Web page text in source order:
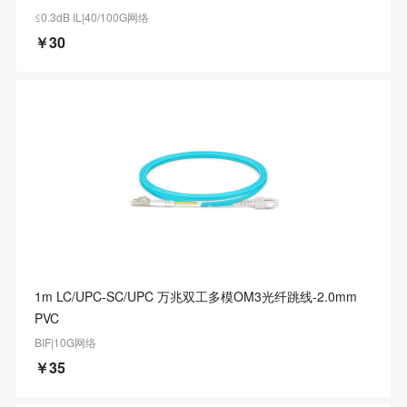
≤0.3dB IL|40/100G网络
￥30
1m LC/UPC-SC/UPC 万兆双工多模OM3光纤跳线-2.0mm
PVC
BIF|10G网络
￥35